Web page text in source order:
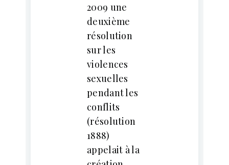
2009 une
deuxième
résolution
sur les
violences
sexuelles
pendant les
conflits
(résolution
1888)
appelait à la